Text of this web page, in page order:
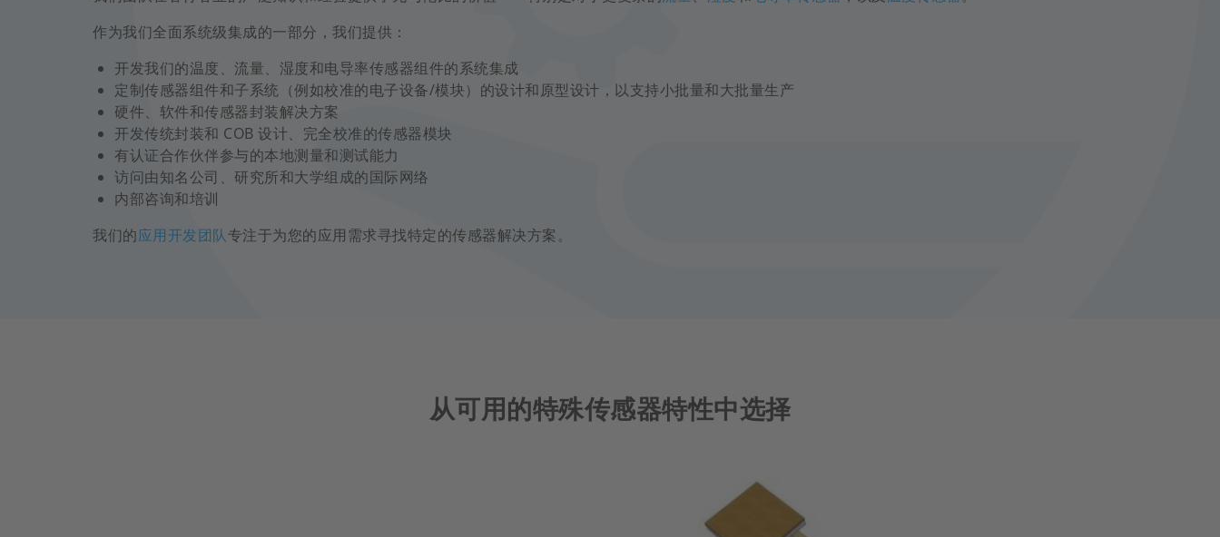
作为我们全面系统级集成的一部分，我们提供：
开发我们的温度、流量、湿度和电导率传感器组件的系统集成
定制传感器组件和子系统（例如校准的电子设备/模块）的设计和原型设计，以支持小批量和大批量生产
硬件、软件和传感器封装解决方案
开发传统封装和 COB 设计、完全校准的传感器模块
有认证合作伙伴参与的本地测量和测试能力
访问由知名公司、研究所和大学组成的国际网络
内部咨询和培训
我们的应用开发团队专注于为您的应用需求寻找特定的传感器解决方案。
从可用的特殊传感器特性中选择